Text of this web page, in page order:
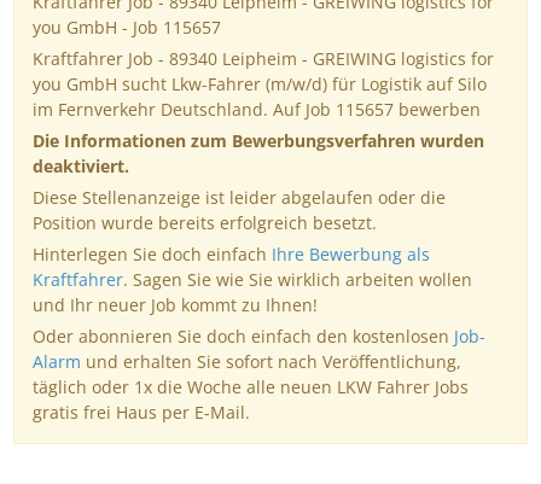
you GmbH - Job 115657
Kraftfahrer Job - 89340 Leipheim - GREIWING logistics for
you GmbH sucht Lkw-Fahrer (m/w/d) für Logistik auf Silo
im Fernverkehr Deutschland. Auf Job 115657 bewerben
Die Informationen zum Bewerbungsverfahren wurden
deaktiviert.
Diese Stellenanzeige ist leider abgelaufen oder die
Position wurde bereits erfolgreich besetzt.
Hinterlegen Sie doch einfach Ihre Bewerbung als
Kraftfahrer. Sagen Sie wie Sie wirklich arbeiten wollen
und Ihr neuer Job kommt zu Ihnen!
Oder abonnieren Sie doch einfach den kostenlosen Job-
Alarm und erhalten Sie sofort nach Veröffentlichung,
täglich oder 1x die Woche alle neuen LKW Fahrer Jobs
gratis frei Haus per E-Mail.